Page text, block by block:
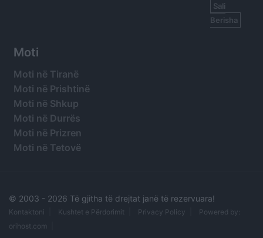
Sali
Berisha
Moti
Moti në Tiranë
Moti në Prishtinë
Moti në Shkup
Moti në Durrës
Moti në Prizren
Moti në Tetovë
© 2003 - 2026 Të gjitha të drejtat janë të rezervuara!
Kontaktoni Kushtet e Përdorimit Privacy Policy
Powered by:
orihost.com